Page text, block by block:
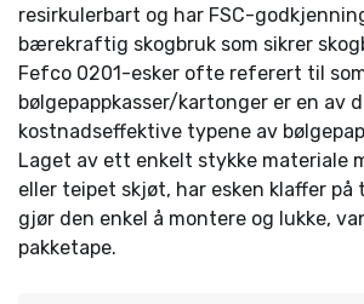
resirkulerbart og har FSC-
bærekraftig skogbruk som sikrer
Fefco 0201-esker ofte referert til
bølgepappkasser/kartonger er en av
kostnadseffektive typene av
Laget av ett enkelt stykke materiale
eller teipet skjøt, har esken klaffer på
gjør den enkel å montere og lukke,
pakketape.